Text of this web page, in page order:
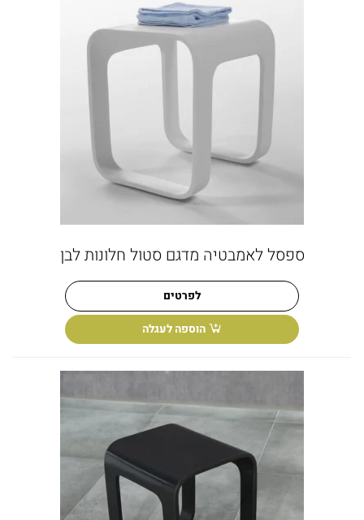
ספסל לאמבטיה מדגם סטול חלונות לבן
לפרטים
הוספה לעגלה